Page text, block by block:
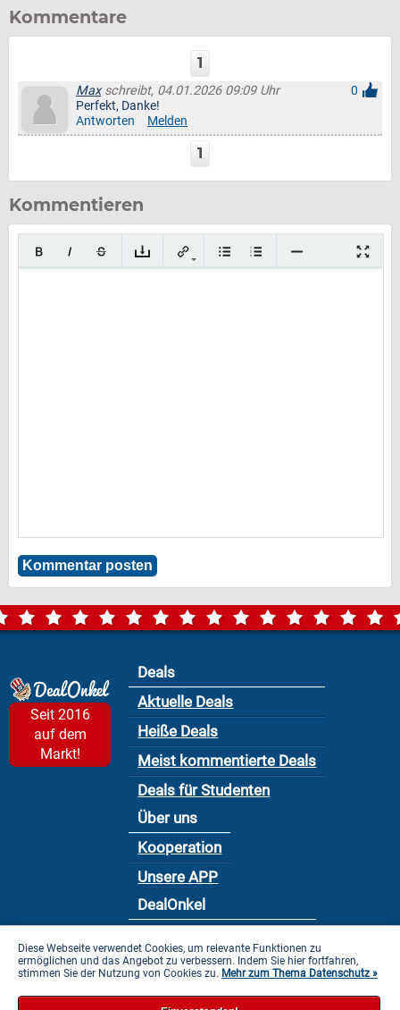
Kommentare
1
Maxschreibt, 04.01.2026 09:09 Uhr
0
Perfekt, Danke!
Antworten
Melden
1
Kommentieren
Seit 2016
auf dem
Markt!
Deals
Aktuelle Deals
Heiße Deals
Meist kommentierte Deals
Deals für Studenten
Über uns
Kooperation
Unsere APP
DealOnkel
Datenschutzbestimmung
Impressum
Diese Webseite verwendet Cookies, um relevante Funktionen zu
ermöglichen und das Angebot zu verbessern. Indem Sie hier fortfahren,
stimmen Sie der Nutzung von Cookies zu. Mehr zum Thema Datenschutz »